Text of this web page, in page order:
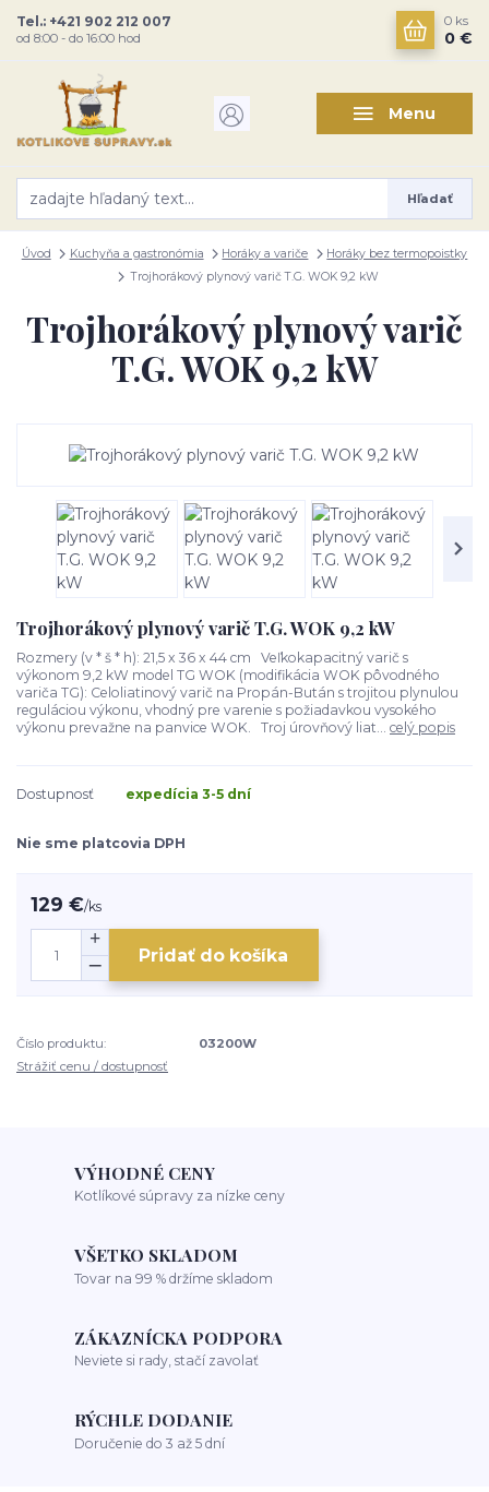
Menu
Hľadať
Tel.: +421 902 212 007
od 8:00 - do 16:00 hod
0 ks
0 €
Úvod Kuchyňa a gastronómia Horáky a variče
Horáky bez termopoistky
Trojhorákový plynový varič T.G. WOK 9,2 kW
Trojhorákový plynový varič
T.G. WOK 9,2 kW
Trojhorákový plynový varič T.G. WOK 9,2 kW
Rozmery (v * š * h): 21,5 x 36 x 44 cm Veľkokapacitný varič s
výkonom 9,2 kW model TG WOK (modifikácia WOK pôvodného
variča TG): Celoliatinový varič na Propán-Bután s trojitou plynulou
reguláciou výkonu, vhodný pre varenie s požiadavkou vysokého
výkonu prevažne na panvice WOK. Troj úrovňový liat... celý popis
Dostupnosť expedícia 3-5 dní
Nie sme platcovia DPH
129 €/ks
Pridať do košíka
Číslo produktu:
03200W
Strážiť cenu / dostupnosť
VÝHODNÉ CENY
Kotlíkové súpravy za nízke ceny
VŠETKO SKLADOM
Tovar na 99 % držíme skladom
ZÁKAZNÍCKA PODPORA
Neviete si rady, stačí zavolať
RÝCHLE DODANIE
Doručenie do 3 až 5 dní